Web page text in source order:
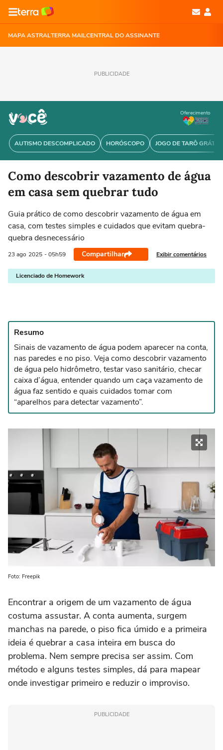
MAPA ASTRALTERRA MAILCENTRAL DO ASSINANTE
PUBLICIDADE
AUTISMO DESCOMPLICADO HORÓSCOPO JOGO DE TARÔ GRÁTIS
Oferecimento
Como descobrir vazamento de água
em casa sem quebrar tudo
Guia prático de como descobrir vazamento de água em
casa, com testes simples e cuidados que evitam quebra-
quebra desnecessário
23 ago 2025 - 05h59 Compartilhar Exibir comentários
Licenciado de Homework
Resumo
Sinais de vazamento de água podem aparecer na conta,
nas paredes e no piso. Veja como descobrir vazamento
de água pelo hidrômetro, testar vaso sanitário, checar
caixa d’água, entender quando um caça vazamento de
água faz sentido e quais cuidados tomar com
“aparelhos para detectar vazamento”.
Foto: Freepik
Encontrar a origem de um vazamento de água
costuma assustar. A conta aumenta, surgem
manchas na parede, o piso fica úmido e a primeira
ideia é quebrar a casa inteira em busca do
problema. Nem sempre precisa ser assim. Com
método e alguns testes simples, dá para mapear
onde investigar primeiro e reduzir o improviso.
PUBLICIDADE